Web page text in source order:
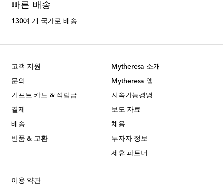
빠른 배송
130여 개 국가로 배송
고객 지원
문의
기프트 카드 & 적립금
결제
배송
반품 & 교환
Mytheresa 소개
Mytheresa 앱
지속가능경영
보도 자료
채용
투자자 정보
제휴 파트너
이용 약관